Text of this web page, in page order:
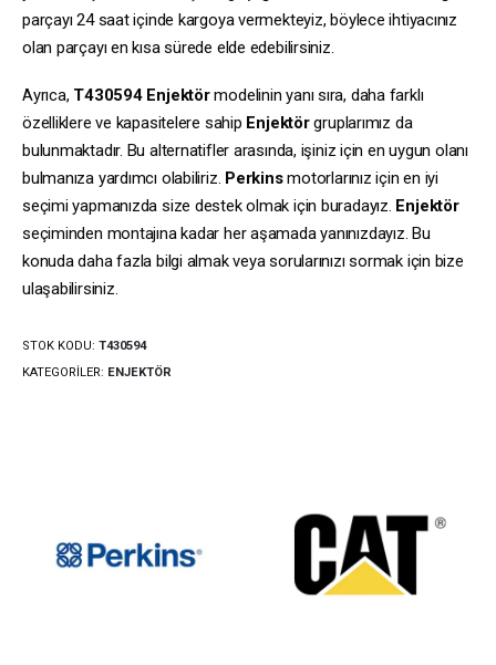
parçayı 24 saat içinde kargoya vermekteyiz, böylece ihtiyacınız
olan parçayı en kısa sürede elde edebilirsiniz.
Ayrıca, T430594 Enjektörmodelinin yanı sıra, daha farklı
özelliklere ve kapasitelere sahip Enjektörgruplarımız da
bulunmaktadır. Bu alternatifler arasında, işiniz için en uygun olanı
bulmanıza yardımcı olabiliriz. Perkinsmotorlarınız için en iyi
seçimi yapmanızda size destek olmak için buradayız. Enjektör
seçiminden montajına kadar her aşamada yanınızdayız. Bu
konuda daha fazla bilgi almak veya sorularınızı sormak için bize
ulaşabilirsiniz.
STOK KODU: T430594
KATEGORILER: ENJEKTÖR